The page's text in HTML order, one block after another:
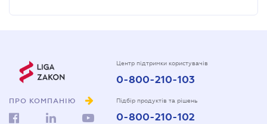
ПРО КОМПАНІЮ
Центр підтримки користувачів
0-800-210-103
Підбір продуктів та рішень
0-800-210-102